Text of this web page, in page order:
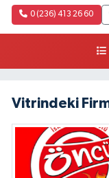
0 (236) 413 26 60
Vitrindeki